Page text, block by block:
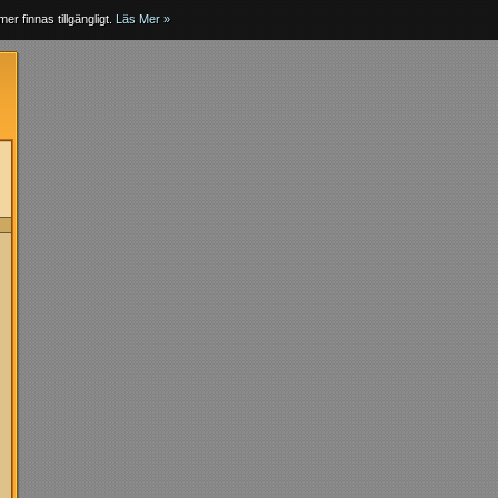
finnas tillgängligt. Läs Mer »